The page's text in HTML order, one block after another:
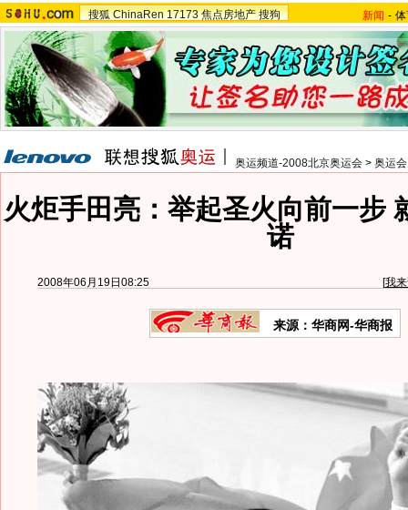
搜狐 ChinaRen 17173 焦点房地产 搜狗 新闻 -
奥运频道-2008北京奥运会 > 奥运
火炬手田亮：举起圣火向前一步
诺
2008年06月19日08:25 [我
来源：华商网-华商报